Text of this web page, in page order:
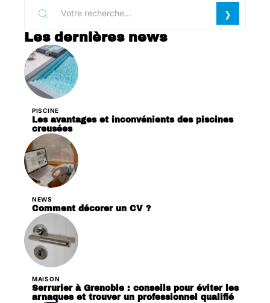
Les dernières news
PISCINE
Les avantages et inconvénients des piscines
creusées
NEWS
Comment décorer un CV ?
MAISON
Serrurier à Grenoble : conseils pour éviter les
arnaques et trouver un professionnel qualifié